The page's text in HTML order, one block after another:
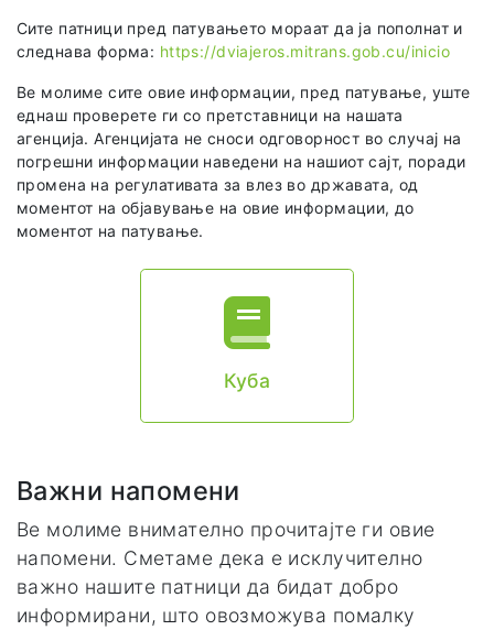
Сите патници пред патувањето мораат да ja пополнат и
следнава форма: https://dviajeros.mitrans.gob.cu/inicio
Ве молиме сите овие информации, пред патување, уште
еднаш проверете ги со претставници на нашата
агенција. Агенцијата не сноси одговорност во случај на
погрешни информации наведени на нашиот сајт, поради
промена на регулативата за влез во државата, од
моментот на објавување на овие информации, до
моментот на патување.
Куба
Важни напомени
Ве молиме внимателно прочитајте ги овие
напомени. Сметаме дека е исклучително
важно нашите патници да бидат добро
информирани, што овозможува помалку